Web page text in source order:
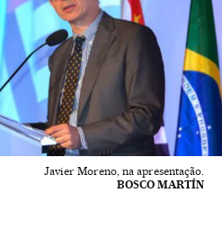
Javier Moreno, na apresentação.
BOSCO MARTÍN